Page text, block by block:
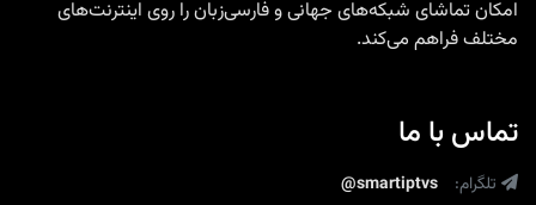
امکان تماشای شبکه‌های جهانی و فارسی‌زبان را روی اینترنت‌های
مختلف فراهم می‌کند.
تماس با ما
تلگرام:
@smartiptvs